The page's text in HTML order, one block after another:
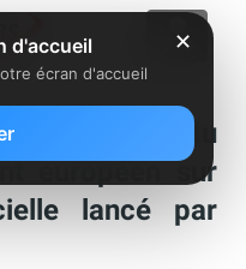
le résumé du
européen sur
lancé par
✕
d'accueil
écran d'accueil